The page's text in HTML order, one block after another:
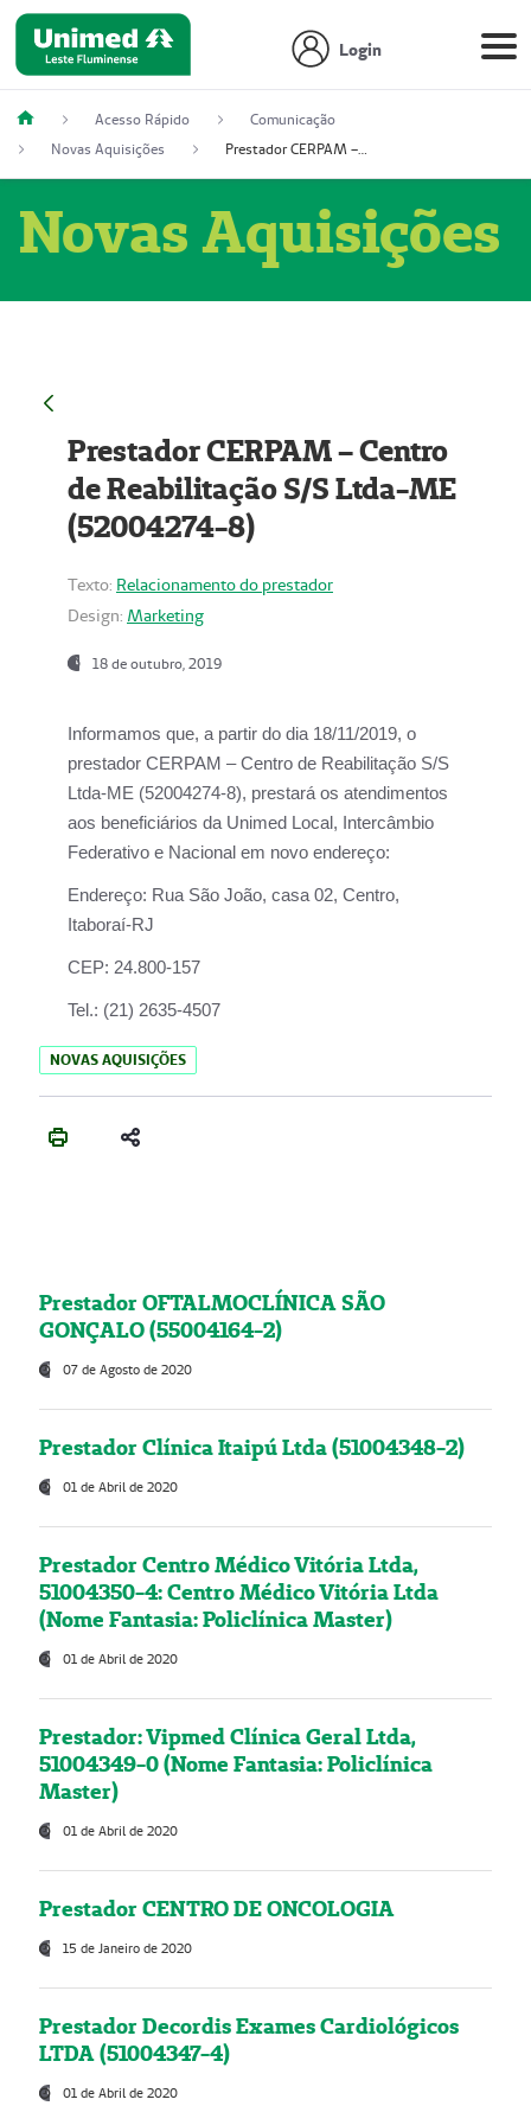
Login
Acesso Rápido
Comunicação
Novas Aquisições
Prestador CERPAM – Centro de Reabilitação S/S Ltda-ME (52004274-8)
Novas Aquisições
Prestador CERPAM – Centro
de Reabilitação S/S Ltda-ME
(52004274-8)
Texto: Relacionamento do prestador
Design: Marketing
18 de outubro, 2019
Informamos que, a partir do dia 18/11/2019, o
prestador CERPAM – Centro de Reabilitação S/S
Ltda-ME (52004274-8), prestará os atendimentos
aos beneficiários da Unimed Local, Intercâmbio
Federativo e Nacional em novo endereço:
Endereço: Rua São João, casa 02, Centro,
Itaboraí-RJ
CEP: 24.800-157
Tel.: (21) 2635-4507
NOVAS AQUISIÇÕES
Prestador OFTALMOCLÍNICA SÃO
GONÇALO (55004164-2)
07 de Agosto de 2020
Prestador Clínica Itaipú Ltda (51004348-2)
01 de Abril de 2020
Prestador Centro Médico Vitória Ltda,
51004350-4: Centro Médico Vitória Ltda
(Nome Fantasia: Policlínica Master)
01 de Abril de 2020
Prestador: Vipmed Clínica Geral Ltda,
51004349-0 (Nome Fantasia: Policlínica
Master)
01 de Abril de 2020
Prestador CENTRO DE ONCOLOGIA
15 de Janeiro de 2020
Prestador Decordis Exames Cardiológicos
LTDA (51004347-4)
01 de Abril de 2020